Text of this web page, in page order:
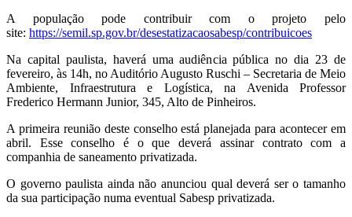
A população pode contribuir com o projeto pelo
site: https://semil.sp.gov.br/desestatizacaosabesp/contribuicoes
Na capital paulista, haverá uma audiência pública no dia 23 de
fevereiro, às 14h, no Auditório Augusto Ruschi – Secretaria de Meio
Ambiente, Infraestrutura e Logística, na Avenida Professor
Frederico Hermann Junior, 345, Alto de Pinheiros.
A primeira reunião deste conselho está planejada para acontecer em
abril. Esse conselho é o que deverá assinar contrato com a
companhia de saneamento privatizada.
O governo paulista ainda não anunciou qual deverá ser o tamanho
da sua participação numa eventual Sabesp privatizada.